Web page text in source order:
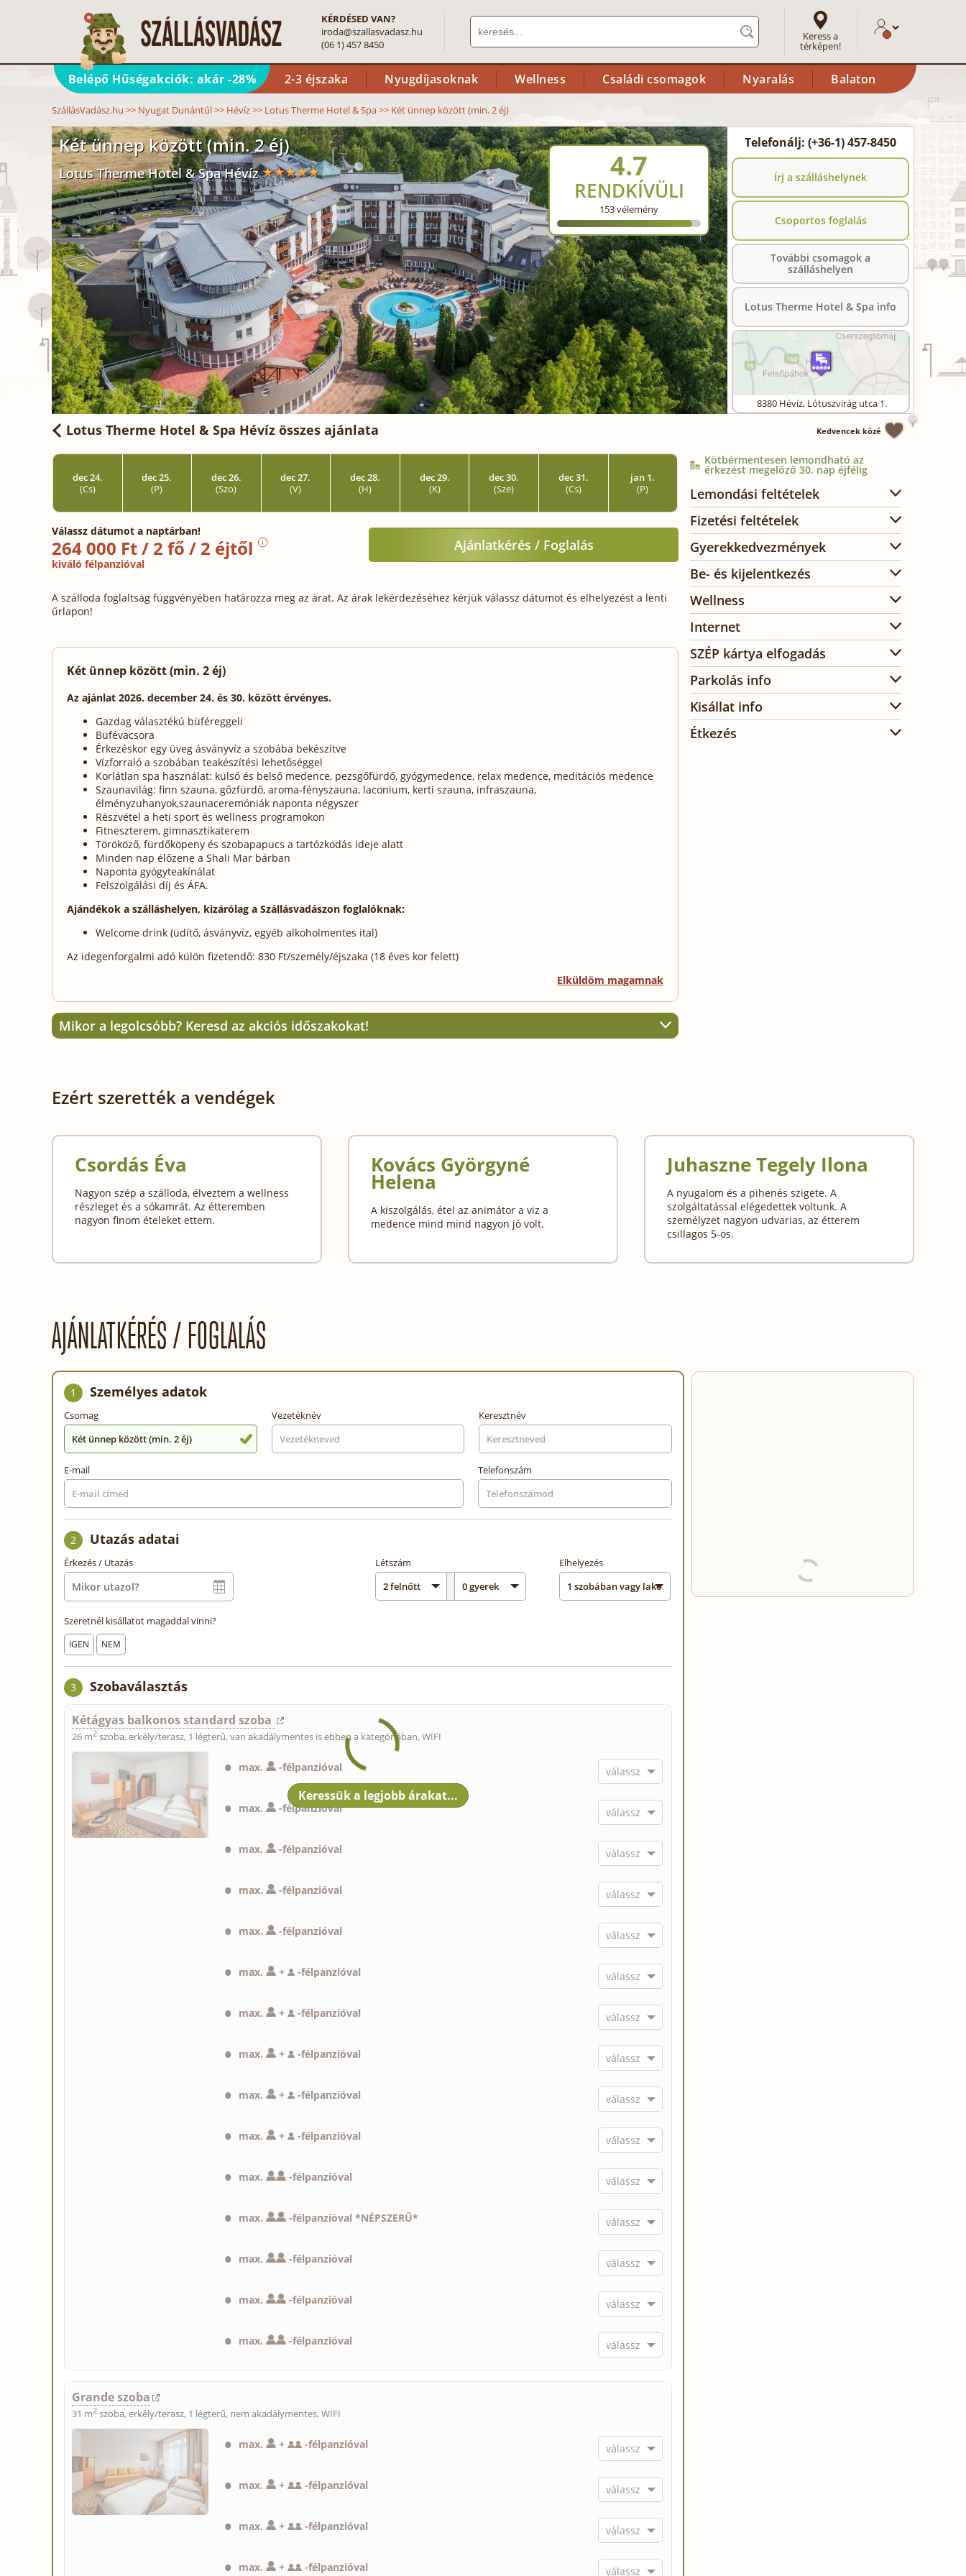
KÉRDÉSED VAN?
iroda@szallasvadasz.hu
(06 1) 457 8450
Keress a
térképen!
Belépő Hűségakciók: akár -28% 2-3 éjszaka Nyugdíjasoknak Wellness Családi csomagok Nyaralás Balaton
SzállásVadász.hu >> Nyugat Dunántúl>> Hévíz>> Lotus Therme Hotel & Spa>> Két ünnep között (min. 2 éj)
Két ünnep között (min. 2 éj)
Lotus Therme Hotel & Spa Hévíz 4.7
RENDKÍVÜLI
153vélemény
Telefonálj: (+36-1) 457-8450
Írj a szálláshelynek
Csoportos foglalás
További csomagok a
szálláshelyen
Lotus Therme Hotel & Spa info
8380 Hévíz, Lótuszvirág utca 1.
Lotus Therme Hotel & Spa Hévíz összes ajánlata Kedvencek közé
dec 24.
(Cs)
dec 25.
(P)
dec 26.
(Szo)
dec 27.
(V)
dec 28.
(H)
dec 29.
(K)
dec 30.
(Sze)
dec 31.
(Cs)
jan 1.
(P)
Válassz dátumot a naptárban!
264 000 Ft / 2 fő / 2 éjtől
kiváló félpanzióval
Ajánlatkérés / Foglalás
A szálloda foglaltság függvényében határozza meg az árat. Az árak lekérdezéséhez kérjük válassz dátumot és elhelyezést a lenti
űrlapon!
Két ünnep között (min. 2 éj)
Az ajánlat 2026. december 24. és 30. között érvényes.
Gazdag választékú büféreggeli
Büfévacsora
Érkezéskor egy üveg ásványvíz a szobába bekészítve
Vízforraló a szobában teakészítési lehetőséggel
Korlátlan spa használat: külső és belső medence, pezsgőfürdő, gyógymedence, relax medence, meditációs medence
Szaunavilág: finn szauna, gőzfürdő, aroma-fényszauna, laconium, kerti szauna, infraszauna,
élményzuhanyok,szaunaceremóniák naponta négyszer
Részvétel a heti sport és wellness programokon
Fitneszterem, gimnasztikaterem
Törököző, fürdőköpeny és szobapapucs a tartózkodás ideje alatt
Minden nap élőzene a Shali Mar bárban
Naponta gyógyteakínálat
Felszolgálási díj és ÁFA.
Ajándékok a szálláshelyen, kizárólag a Szállásvadászon foglalóknak:
Welcome drink (üdítő, ásványvíz, egyéb alkoholmentes ital)
Az idegenforgalmi adó külön fizetendő: 830 Ft/személy/éjszaka (18 éves kor felett)
Elküldöm magamnak
Mikor a legolcsóbb? Keresd az akciós időszakokat!
Kötbérmentesen lemondható az
érkezést megelőző 30. nap éjfélig
Lemondási feltételek
Fizetési feltételek
Gyerekkedvezmények
Be- és kijelentkezés
Wellness
Internet
SZÉP kártya elfogadás
Parkolás info
Kisállat info
Étkezés
Ezért szerették a vendégek
Csordás Éva
Nagyon szép a szálloda, élveztem a wellness
részleget és a sókamrát. Az étteremben
nagyon finom ételeket ettem.
Kovács Györgyné
Helena
A kiszolgálás, étel az animátor a viz a
medence mind mind nagyon jó volt.
Juhaszne Tegely Ilona
A nyugalom és a pihenés szigete. A
szolgáltatással elégedettek voltunk. A
személyzet nagyon udvarias, az étterem
csillagos 5-ös.
AJÁNLATKÉRÉS / FOGLALÁS
1 Személyes adatok
Csomag
Két ünnep között (min. 2 éj)
Vezetéknév Keresztnév
E-mail Telefonszám
2 Utazás adatai
Érkezés / Utazás Létszám Elhelyezés
Szeretnél kisállatot magaddal vinni?
IGEN NEM
3 Szobaválasztás
Kétágyas balkonos standard szoba
26 m2 szoba, erkély/terasz, 1 légterű, van akadálymentes is ebben a kategóriában, WIFI
max. -félpanzióval
max. -félpanzióval
max. -félpanzióval
max. -félpanzióval
max. -félpanzióval
max. + -félpanzióval
max. + -félpanzióval
max. + -félpanzióval
max. + -félpanzióval
max. + -félpanzióval
max. -félpanzióval
max. -félpanzióval *NÉPSZERŰ*
max. -félpanzióval
max. -félpanzióval
max. -félpanzióval
Grande szoba
31 m2 szoba, erkély/terasz, 1 légterű, nem akadálymentes, WIFI
max. + -félpanzióval
max. + -félpanzióval
max. + -félpanzióval
max. + -félpanzióval